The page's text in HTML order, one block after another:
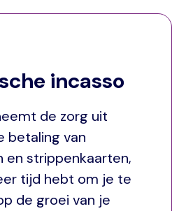
incasso
de zorg uit
betaling van
en strippenkaarten,
tijd hebt om je te
de groei van je